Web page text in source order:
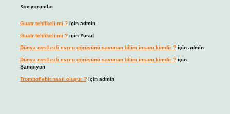
Son yorumlar
Guatr tehlikeli mi ?için admin
Guatr tehlikeli mi ?için Yusuf
Dünya merkezli evren görüşünü savunan bilim insanı kimdir ?için admin
Dünya merkezli evren görüşünü savunan bilim insanı kimdir ?için
Şampiyon
Tromboflebit nasıl oluşur ?için admin